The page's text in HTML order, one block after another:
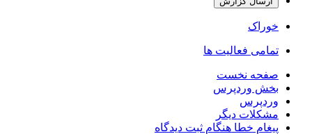
خوراک
تمامی فعالیت ها
صفحه نخست
بخش وردپرس
وردپرس
مشکلات دیگر
پیغام خطا هنگام ثبت دیدگاه